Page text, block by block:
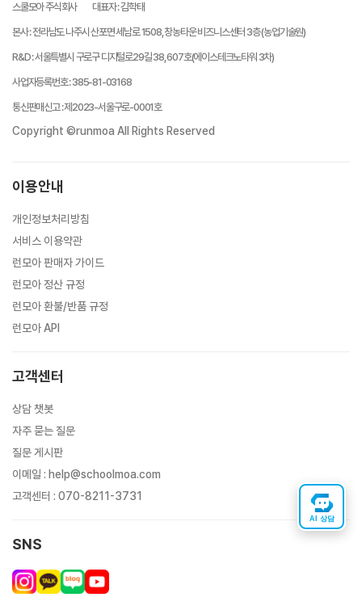
스쿨모아 주식회사 대표자:김학태
본사:전라남도 나주시 산포면 세남로 1508, 창농타운 비즈니스센터 3층 (농업기술원)
R&D:서울특별시 구로구 디지털로29길 38, 607호(에이스테크노타워 3차)
사업자등록번호:385-81-03168
통신판매신고:제2023-서울구로-0001호
Copyright ©runmoa All Rights Reserved
이용안내
개인정보처리방침
서비스 이용약관
런모아 판매자 가이드
런모아 정산 규정
런모아 환불/반품 규정
런모아 API
고객센터
상담 챗봇
자주 묻는 질문
질문 게시판
이메일 : help@schoolmoa.com
고객센터 : 070-8211-3731
SNS
AI 상담